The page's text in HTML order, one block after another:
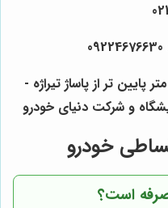
تر از پاساژ تیراژه -
خودرو
است؟